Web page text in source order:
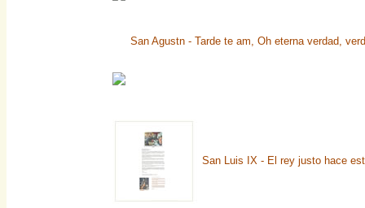
San Agustn - Tarde te am, Oh eterna verdad,
San Luis IX - El rey justo hace